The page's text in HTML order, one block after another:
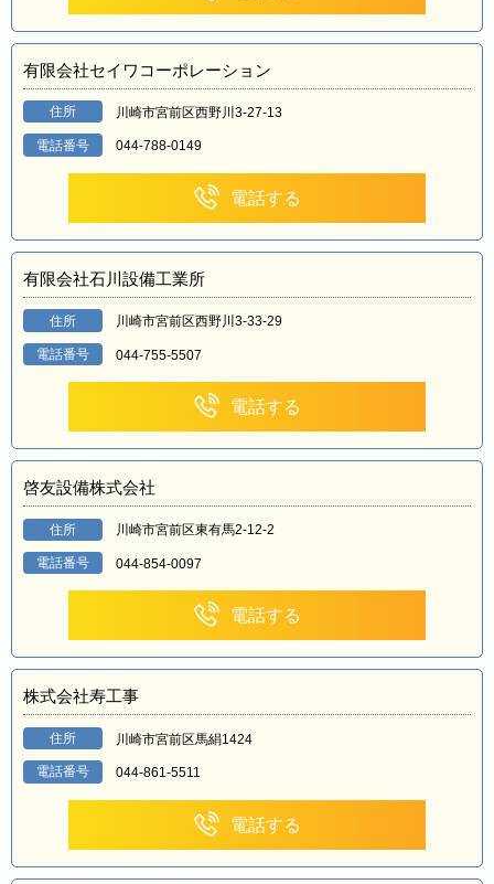
有限会社セイワコーポレーション
住所 川崎市宮前区西野川3-27-13
電話番号 044-788-0149
電話する
有限会社石川設備工業所
住所 川崎市宮前区西野川3-33-29
電話番号 044-755-5507
電話する
啓友設備株式会社
住所 川崎市宮前区東有馬2-12-2
電話番号 044-854-0097
電話する
株式会社寿工事
住所 川崎市宮前区馬絹1424
電話番号 044-861-5511
電話する